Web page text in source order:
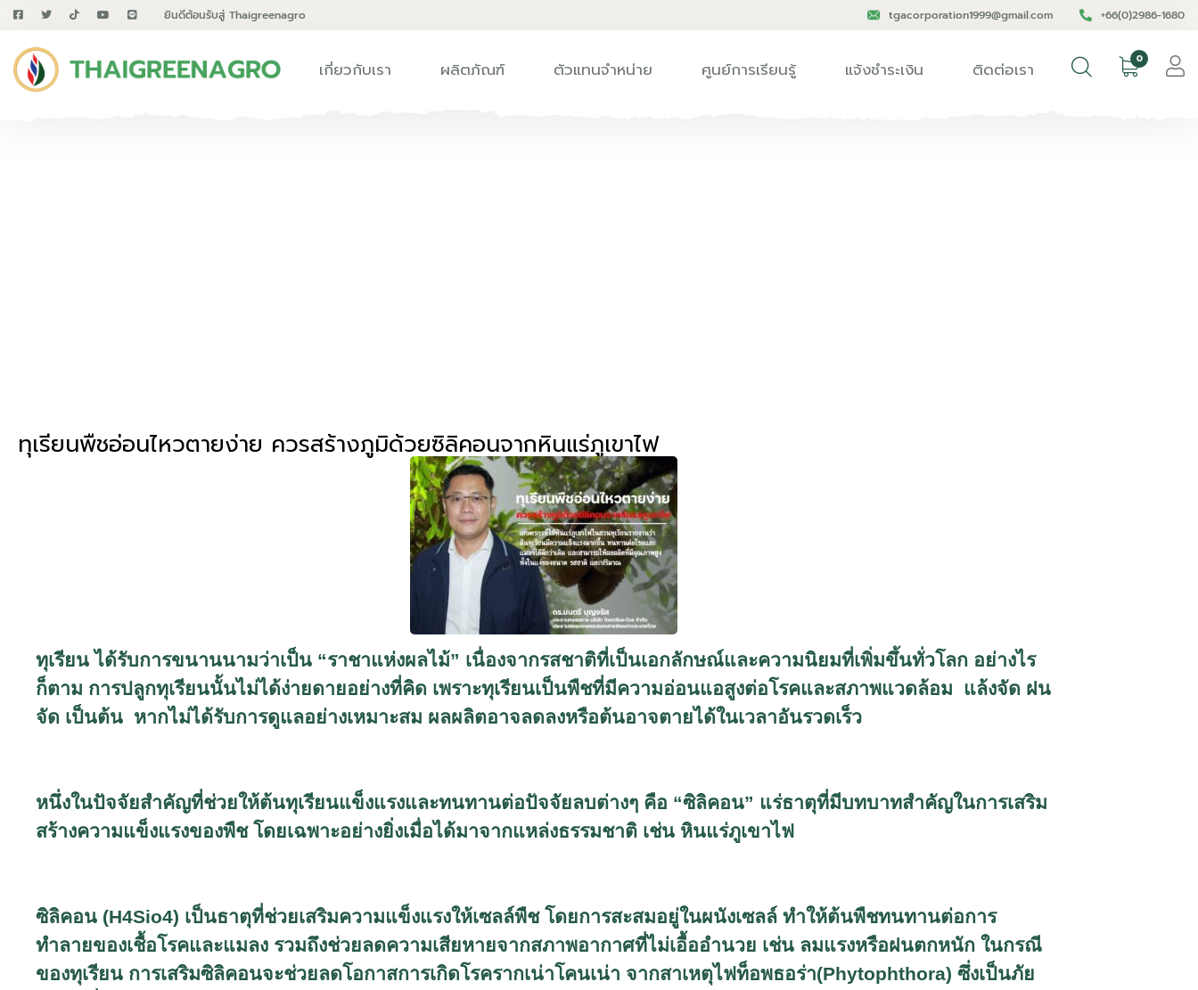
ยินดีต้อนรับสู่ Thaigreenagro tgacorporation1999@gmail.com +66(0)2986-1680
เกี่ยวกับเรา ผลิตภัณฑ์ ตัวแทนจำหน่าย ศูนย์การเรียนรู้ แจ้งชำระเงิน ติดต่อเรา 0
ทุเรียนพืชอ่อนไหวตายง่าย ควรสร้างภูมิด้วยซิลิคอนจากหินแร่ภูเขาไฟ
ทุเรียน ได้รับการขนานนามว่าเป็น “ราชาแห่งผลไม้” เนื่องจากรสชาติที่เป็นเอกลักษณ์และความนิยมที่เพิ่มขึ้นทั่วโลก อย่างไร
ก็ตาม การปลูกทุเรียนนั้นไม่ได้ง่ายดายอย่างที่คิด เพราะทุเรียนเป็นพืชที่มีความอ่อนแอสูงต่อโรคและสภาพแวดล้อม แล้งจัด ฝน
จัด เป็นต้น หากไม่ได้รับการดูแลอย่างเหมาะสม ผลผลิตอาจลดลงหรือต้นอาจตายได้ในเวลาอันรวดเร็ว
หนึ่งในปัจจัยสำคัญที่ช่วยให้ต้นทุเรียนแข็งแรงและทนทานต่อปัจจัยลบต่างๆ คือ “ซิลิคอน” แร่ธาตุที่มีบทบาทสำคัญในการเสริม
สร้างความแข็งแรงของพืช โดยเฉพาะอย่างยิ่งเมื่อได้มาจากแหล่งธรรมชาติ เช่น หินแร่ภูเขาไฟ
ซิลิคอน (H4Sio4) เป็นธาตุที่ช่วยเสริมความแข็งแรงให้เซลล์พืช โดยการสะสมอยู่ในผนังเซลล์ ทำให้ต้นพืชทนทานต่อการ
ทำลายของเชื้อโรคและแมลง รวมถึงช่วยลดความเสียหายจากสภาพอากาศที่ไม่เอื้ออำนวย เช่น ลมแรงหรือฝนตกหนัก ในกรณี
ของทุเรียน การเสริมซิลิคอนจะช่วยลดโอกาสการเกิดโรครากเน่าโคนเน่า จากสาเหตุไฟท็อพธอร่า(Phytophthora) ซึ่งเป็นภัย